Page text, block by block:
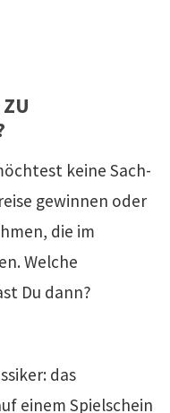
keine Sach-
gewinnen oder
die im
Welche
Du dann?
das
einem Spielschein